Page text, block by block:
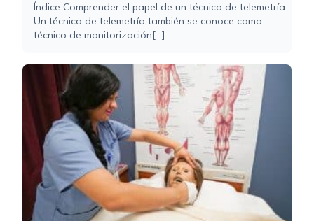
Índice Comprender el papel de un técnico de telemetría
Un técnico de telemetría también se conoce como
técnico de monitorización[...]